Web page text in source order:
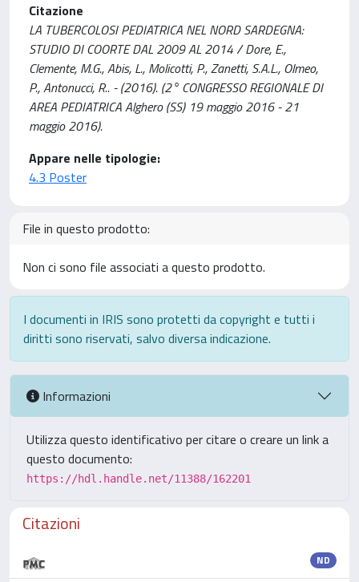
Citazione
LA TUBERCOLOSI PEDIATRICA NEL NORD SARDEGNA:
STUDIO DI COORTE DAL 2009 AL 2014 / Dore, E.,
Clemente, M.G., Abis, L., Molicotti, P., Zanetti, S.A.L., Olmeo,
P., Antonucci, R.. - (2016). (2° CONGRESSO REGIONALE DI
AREA PEDIATRICA Alghero (SS) 19 maggio 2016 - 21
maggio 2016).
Appare nelle tipologie:
4.3 Poster
File in questo prodotto:
Non ci sono file associati a questo prodotto.
I documenti in IRIS sono protetti da copyright e tutti i
diritti sono riservati, salvo diversa indicazione.
Informazioni
Utilizza questo identificativo per citare o creare un link a
questo documento:
https://hdl.handle.net/11388/162201
Citazioni
ND